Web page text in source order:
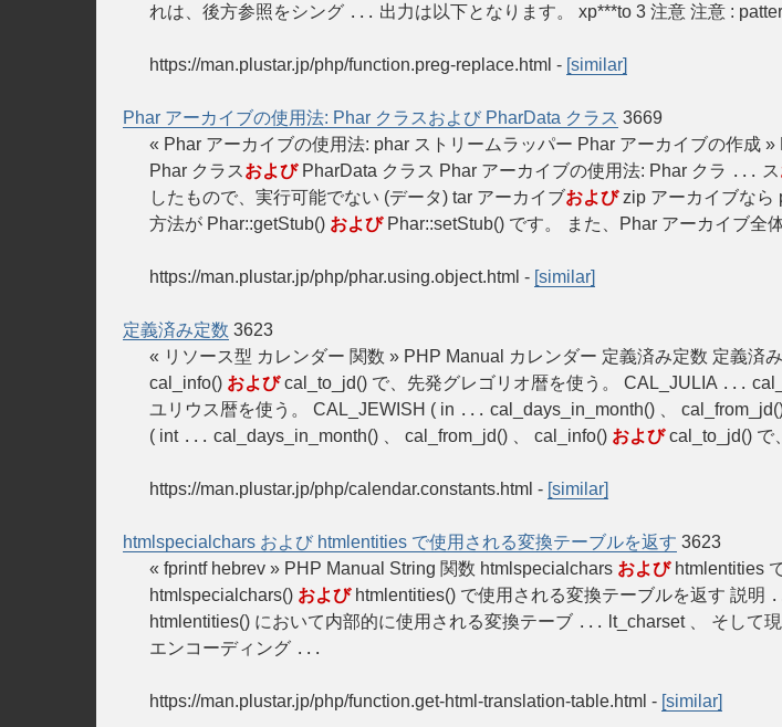
れは、後方参照をシング ... 出力は以下となります。 xp***to 3 注意 注意 :
https://man.plustar.jp/php/function.preg-replace.html - [similar]
Phar アーカイブの使用法: Phar クラスおよび PharData クラス 3669
« Phar アーカイブの使用法: phar ストリームラッパー Phar アーカイブの作成
Phar クラス およびPharData クラス Phar アーカイブの使用法: Phar クラ ... ス
したもので、実行可能でない (データ) tar アーカイブおよびzip アーカイブなら
方法が Phar::getStub() およびPhar::setStub() です。 また、Phar アーカイブ全
https://man.plustar.jp/php/phar.using.object.html - [similar]
定義済み定数 3623
« リソース型 カレンダー 関数 » PHP Manual カレンダー 定義済み定数 定義済
cal_info() およびcal_to_jd() で、先発グレゴリオ暦を使う。 CAL_JULIA ...
ユリウス暦を使う。 CAL_JEWISH ( in ... cal_days_in_month() 、
( int ... cal_days_in_month() 、 cal_from_jd() 、 cal_info() およびcal_to_jd() で
https://man.plustar.jp/php/calendar.constants.html - [similar]
htmlspecialchars および htmlentities で使用される変換テーブルを返す 3623
« fprintf hebrev » PHP Manual String 関数 htmlspecialchars およびhtmlentities
htmlspecialchars() およびhtmlentities() で使用される変換テーブルを返す 説明
htmlentities() において内部的に使用される変換テーブ ... lt_charset 、 そして
エンコーディング ...
https://man.plustar.jp/php/function.get-html-translation-table.html - [similar]